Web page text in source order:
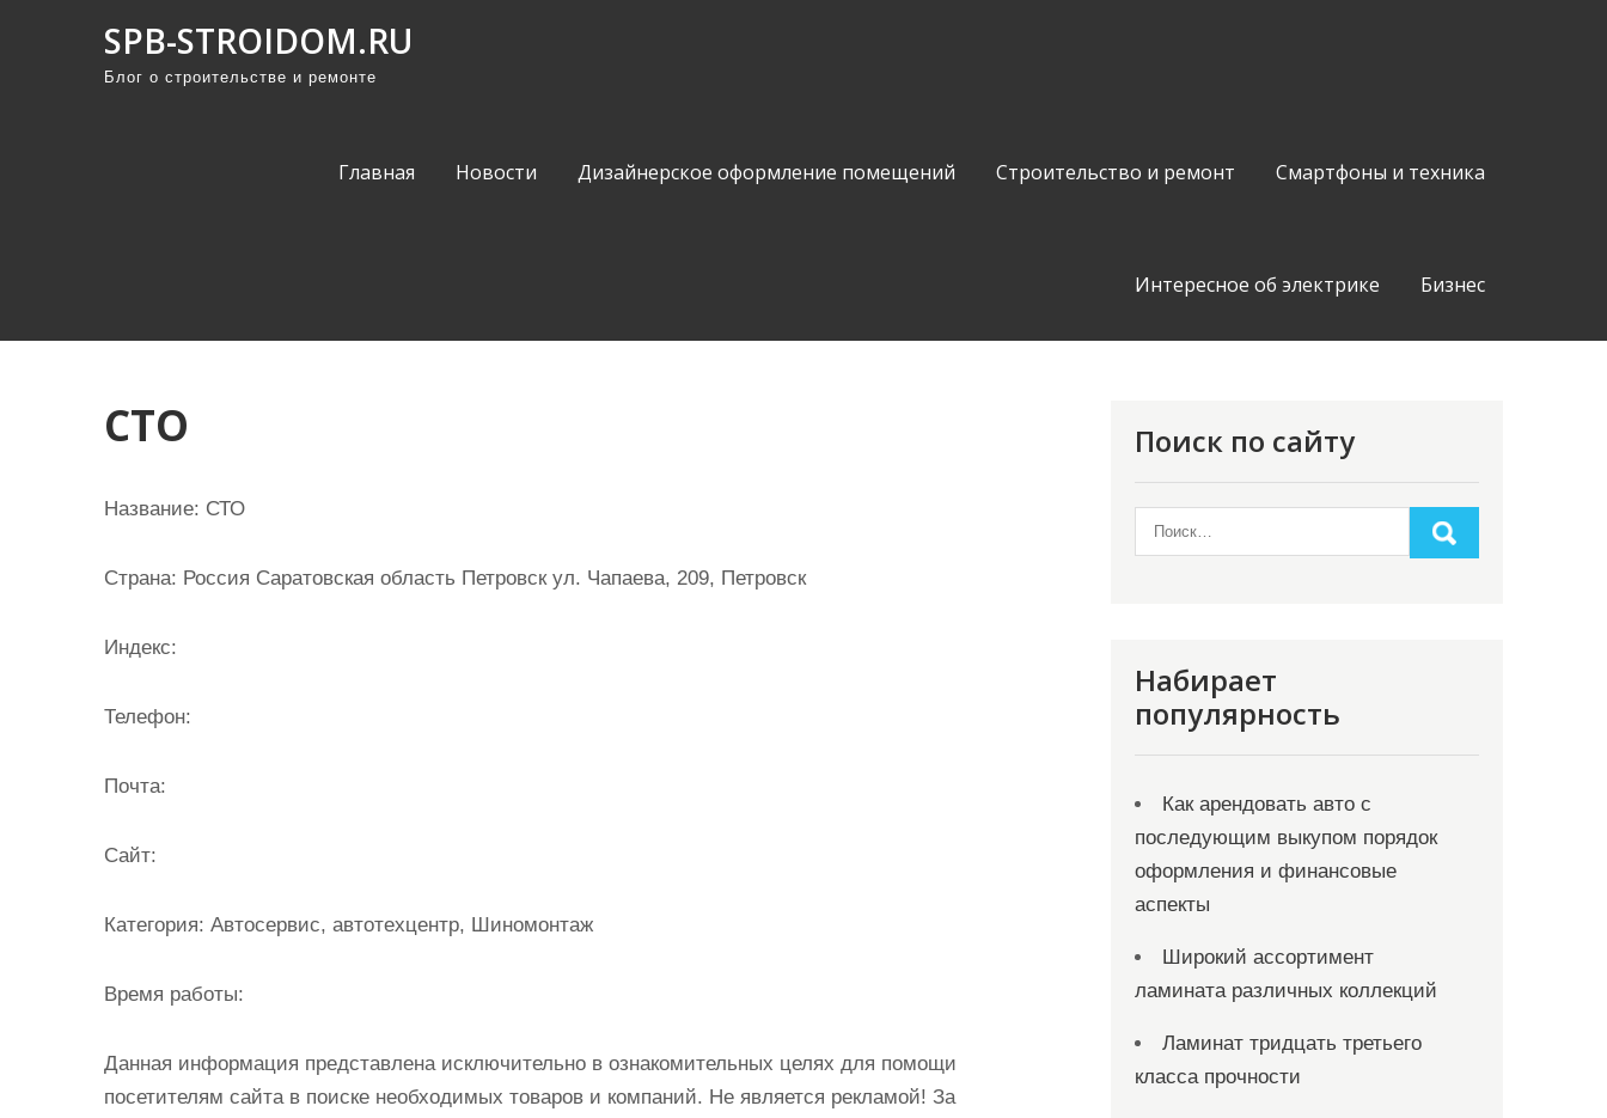
SPB-STROIDOM.RU
Блог о строительстве и ремонте
Главная Новости Дизайнерское оформление помещений Строительство и ремонт Смартфоны и техника
Интересное об электрике Бизнес
СТО
Название: СТО
Страна: Россия Саратовская область Петровск ул. Чапаева, 209, Петровск
Индекс:
Телефон:
Почта:
Cайт:
Категория: Автосервис, автотехцентр, Шиномонтаж
Время работы:
Данная информация представлена исключительно в ознакомительных целях для помощи
посетителям сайта в поиске необходимых товаров и компаний. Не является рекламой! За
Поиск по сайту
Набирает
популярность
Как арендовать авто с
последующим выкупом порядок
оформления и финансовые
аспекты
Широкий ассортимент
ламината различных коллекций
Ламинат тридцать третьего
класса прочности